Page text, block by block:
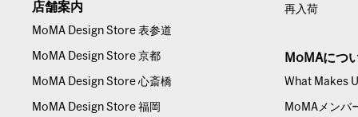
店舗案内
MoMA Design Store 表参道
MoMA Design Store 京都
MoMA Design Store 心斎橋
MoMA Design Store 福岡
再入荷
MoMAにつ
What Makes
MoMAメンバ